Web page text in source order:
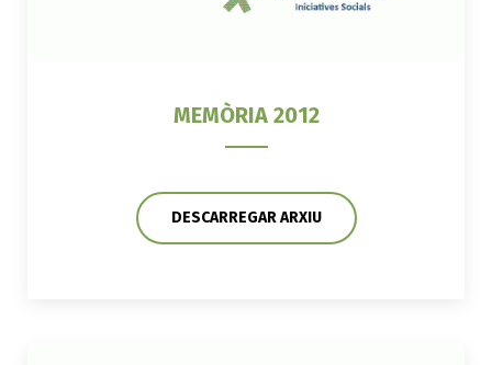
MEMÒRIA 2012
DESCARREGAR ARXIU